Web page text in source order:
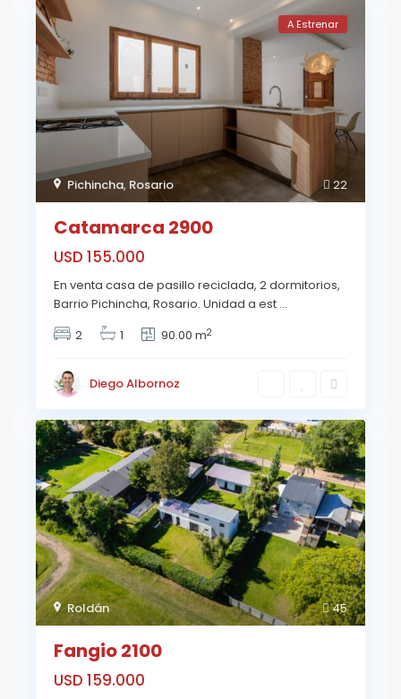
22
Pichincha, Rosario
A Estrenar
Catamarca 2900
USD 155.000
En venta casa de pasillo reciclada, 2 dormitorios,
Barrio Pichincha, Rosario. Unidad a est ...
2
1 90.00 m2
Diego Albornoz
45
Roldán
Fangio 2100
USD 159.000